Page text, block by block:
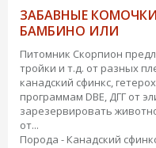
ЗАБАВНЫЕ
БАМБИНО ИЛИ
Питомник Скорпион
тройки и т.д. от разных
канадский сфинкс,
программам DBE, ДГГ от
зарезервировать
от...
Порода - Канадский